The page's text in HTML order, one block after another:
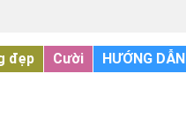
đẹp Cười HƯỚNG DẪN